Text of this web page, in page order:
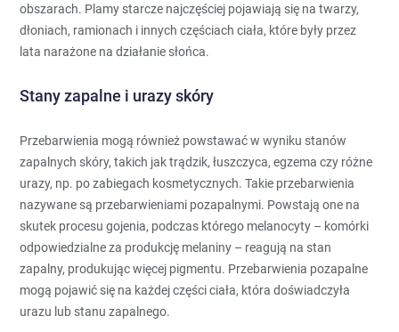
obszarach. Plamy starcze najczęściej pojawiają się na twarzy,
dłoniach, ramionach i innych częściach ciała, które były przez
lata narażone na działanie słońca.
Stany zapalne i urazy skóry
Przebarwienia mogą również powstawać w wyniku stanów
zapalnych skóry, takich jak trądzik, łuszczyca, egzema czy różne
urazy, np. po zabiegach kosmetycznych. Takie przebarwienia
nazywane są przebarwieniami pozapalnymi. Powstają one na
skutek procesu gojenia, podczas którego melanocyty – komórki
odpowiedzialne za produkcję melaniny – reagują na stan
zapalny, produkując więcej pigmentu. Przebarwienia pozapalne
mogą pojawić się na każdej części ciała, która doświadczyła
urazu lub stanu zapalnego.